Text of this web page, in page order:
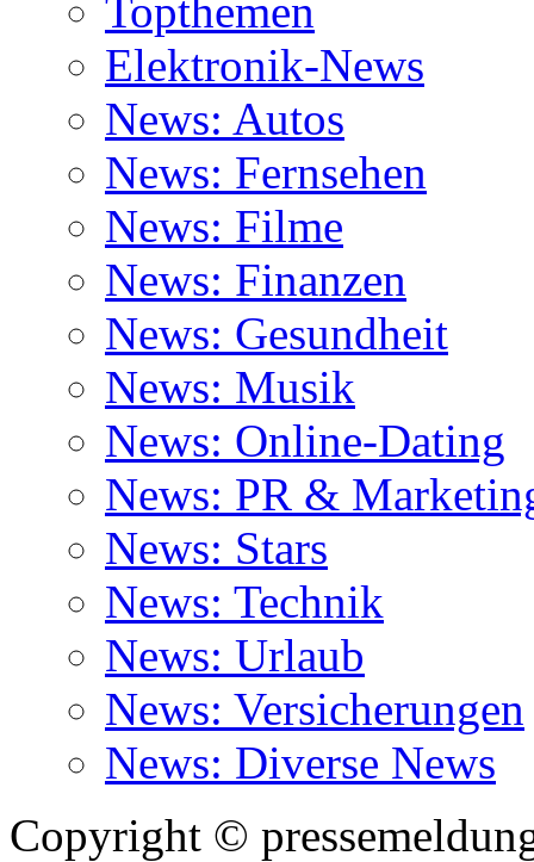
Topthemen
Elektronik-News
News: Autos
News: Fernsehen
News: Filme
News: Finanzen
News: Gesundheit
News: Musik
News: Online-Dating
News: PR &
News: Stars
News: Technik
News: Urlaub
News: Versicherungen
News: Diverse News
Copyright ©